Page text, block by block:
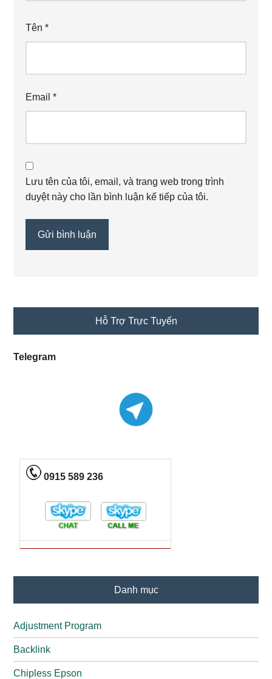
Tên*
Email*
Lưu tên của tôi, email, và trang web trong trình
duyệt này cho lần bình luận kế tiếp của tôi.
Hỗ Trợ Trực Tuyến
Telegram
0915 589 236
Danh mục
Adjustment Program
Backlink
Chipless Epson